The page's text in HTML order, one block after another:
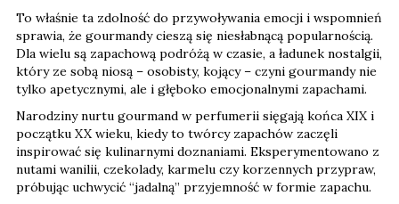
To właśnie ta zdolność do przywoływania emocji i wspomnień
sprawia, że gourmandy cieszą się niesłabnącą popularnością.
Dla wielu są zapachową podróżą w czasie, a ładunek nostalgii,
który ze sobą niosą – osobisty, kojący – czyni gourmandy nie
tylko apetycznymi, ale i głęboko emocjonalnymi zapachami.
Narodziny nurtu gourmand w perfumerii sięgają końca XIX i
początku XX wieku, kiedy to twórcy zapachów zaczęli
inspirować się kulinarnymi doznaniami. Eksperymentowano z
nutami wanilii, czekolady, karmelu czy korzennych przypraw,
próbując uchwycić “jadalną” przyjemność w formie zapachu.